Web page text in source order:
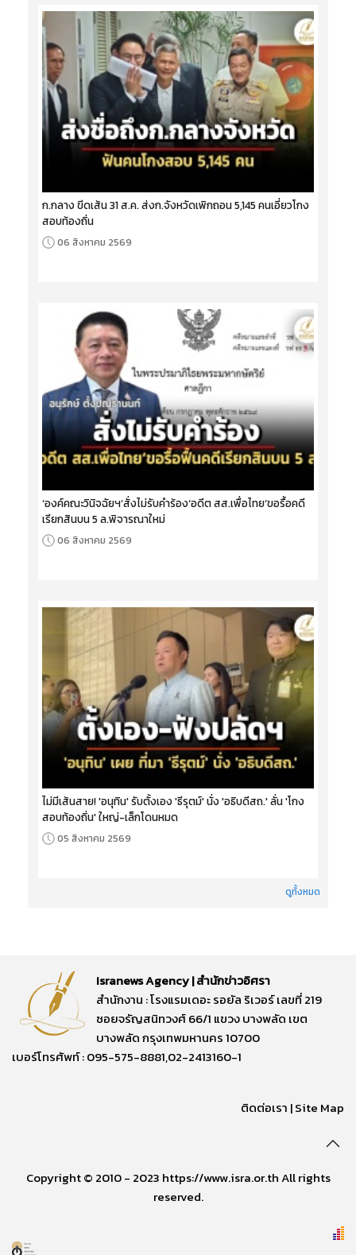
ก.กลาง ขีดเส้น 31 ส.ค. ส่งก.จังหวัดเพิกถอน 5,145 คนเอี่ยวโกง
สอบท้องถิ่น
06 สิงหาคม 2569
‘องค์คณะวินิจฉัยฯ’สั่งไม่รับคำร้อง‘อดีต สส.เพื่อไทย’ขอรื้อคดี
เรียกสินบน 5 ล.พิจารณาใหม่
06 สิงหาคม 2569
ไม่มีเส้นสาย! 'อนุทิน' รับตั้งเอง 'ธีรุตม์' นั่ง 'อธิบดีสถ.' ลั่น 'โกง
สอบท้องถิ่น' ใหญ่-เล็กโดนหมด
05 สิงหาคม 2569
ดูทั้งหมด
Isranews Agency | สำนักข่าวอิศรา
สำนักงาน : โรงแรมเดอะ รอยัล ริเวอร์ เลขที่ 219
ซอยจรัญสนิทวงศ์ 66/1 แขวง บางพลัด เขต
บางพลัด กรุงเทพมหานคร 10700
เบอร์โทรศัพท์ : 095-575-8881,02-2413160-1
ติดต่อเรา |Site Map
Copyright © 2010 - 2023 https://www.isra.or.th All rights
reserved.